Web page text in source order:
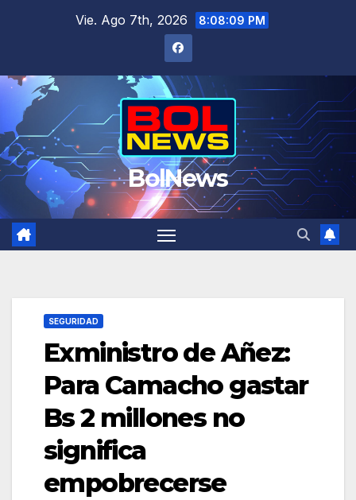
Vie. Ago 7th, 2026 8:08:09 PM
BolNews
SEGURIDAD
Exministro de Añez:
Para Camacho gastar
Bs 2 millones no
significa
empobrecerse